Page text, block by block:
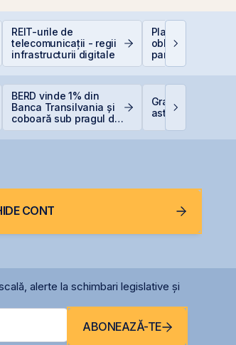
REIT-urile de
telecomunicații - regii
infrastructurii digitale
Plasamentul
obligațiuni
parte a grupului
Golden Foods
suprasubscris
BERD vinde 1% din
Banca Transilvania și
coboară sub pragul de
Graffiti Plus
astăzi pe piața
CONT
alerte la schimbari legislative și
ABONEAZĂ-TE